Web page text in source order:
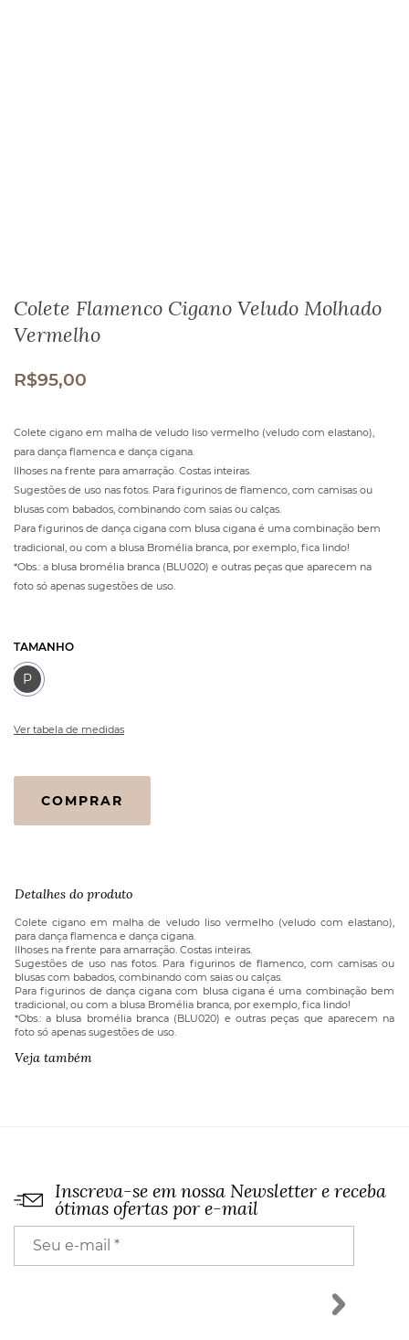
Colete Flamenco Cigano Veludo Molhado
Vermelho
R$95,00
Colete cigano em malha de veludo liso vermelho (veludo com elastano),
para dança flamenca e dança cigana.
Ilhoses na frente para amarração. Costas inteiras.
Sugestões de uso nas fotos. Para figurinos de flamenco, com camisas ou
blusas com babados, combinando com saias ou calças.
Para figurinos de dança cigana com blusa cigana é uma combinação bem
tradicional, ou com a blusa Bromélia branca, por exemplo, fica lindo!
*Obs.: a blusa bromélia branca (BLU020) e outras peças que aparecem na
foto só apenas sugestões de uso.
TAMANHO
P
Ver tabela de medidas
Flamenco
Cigano
quantidade
COMPRAR
Detalhes do produto
Colete cigano em malha de veludo liso vermelho (veludo com elastano),
para dança flamenca e dança cigana.
Ilhoses na frente para amarração. Costas inteiras.
Sugestões de uso nas fotos. Para figurinos de flamenco, com camisas ou
blusas com babados, combinando com saias ou calças.
Para figurinos de dança cigana com blusa cigana é uma combinação bem
tradicional, ou com a blusa Bromélia branca, por exemplo, fica lindo!
*Obs.: a blusa bromélia branca (BLU020) e outras peças que aparecem na
foto só apenas sugestões de uso.
Veja também
Inscreva-se em nossa Newsletter e receba
ótimas ofertas por e-mail